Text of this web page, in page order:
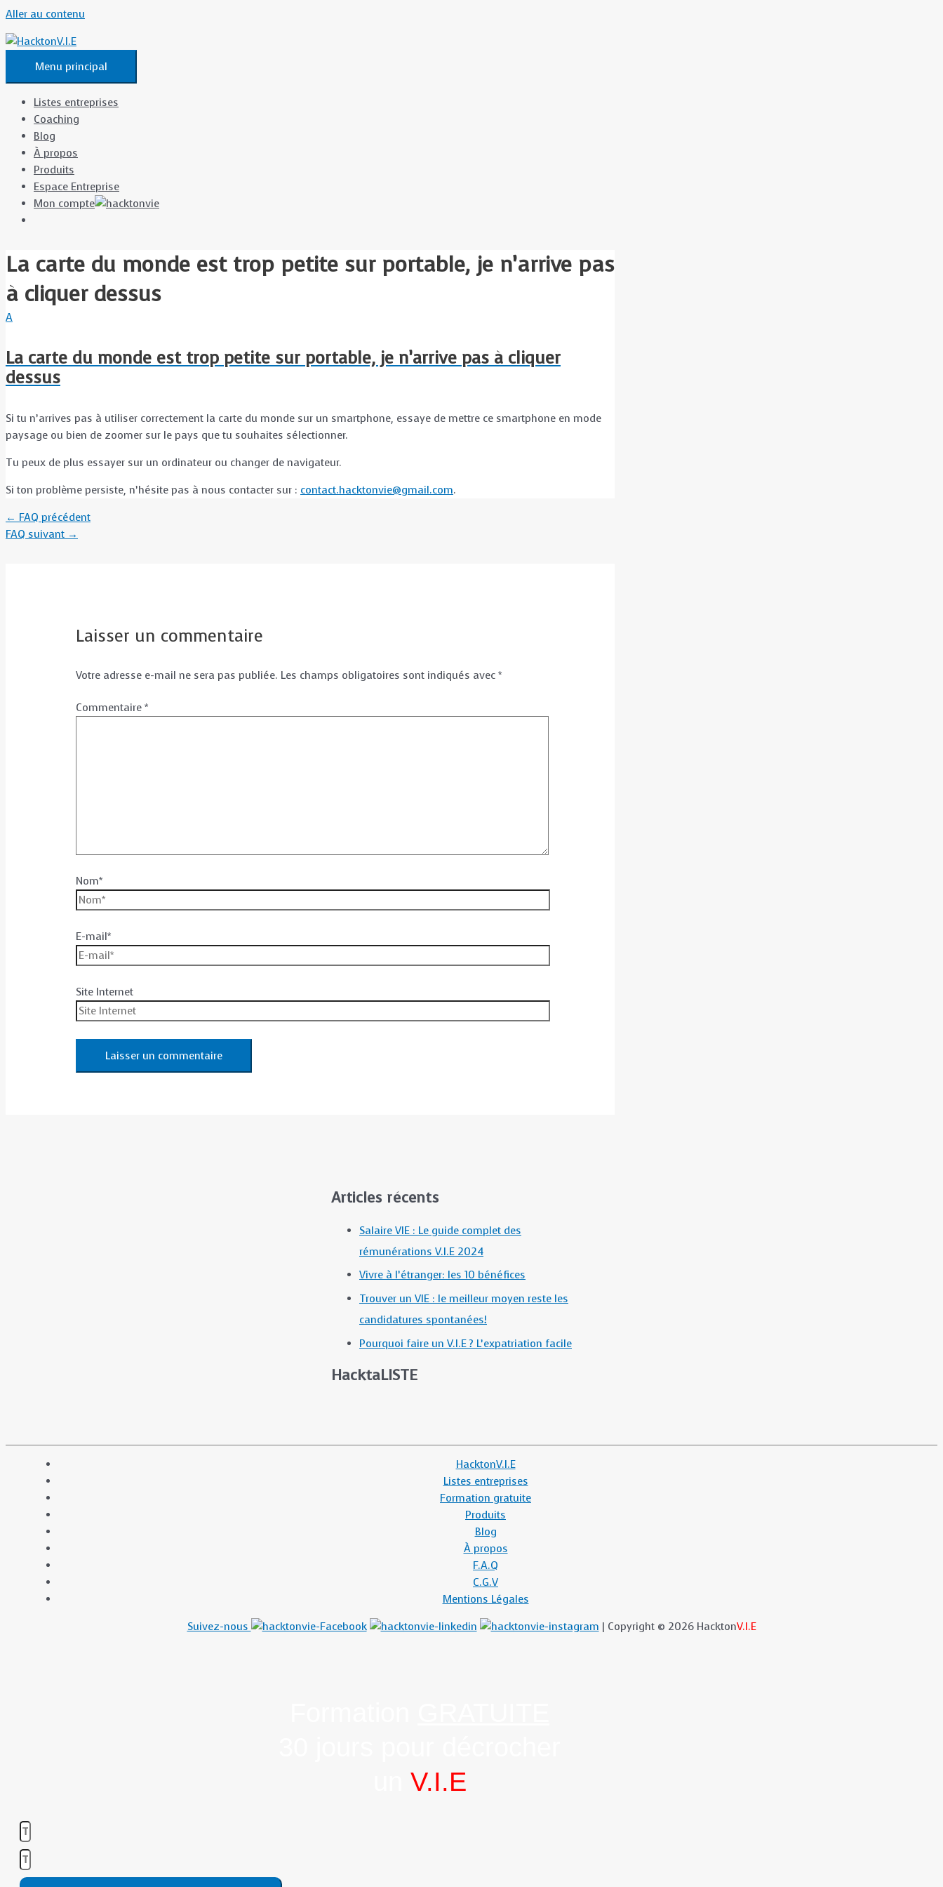
Aller au contenu
Menu principal
Listes entreprises
Coaching
Blog
À propos
Produits
Espace Entreprise
Mon compte
La carte du monde est trop petite sur portable, je n’arrive pas
à cliquer dessus
A
La carte du monde est trop petite sur portable, je n’arrive pas à cliquer
dessus
Si tu n’arrives pas à utiliser correctement la carte du monde sur un smartphone, essaye de mettre ce smartphone en mode
paysage ou bien de zoomer sur le pays que tu souhaites sélectionner.
Tu peux de plus essayer sur un ordinateur ou changer de navigateur.
Si ton problème persiste, n’hésite pas à nous contacter sur : contact.hacktonvie@gmail.com.
← FAQ précédent
FAQ suivant →
Laisser un commentaire
Votre adresse e-mail ne sera pas publiée. Les champs obligatoires sont indiqués avec*
Commentaire*
Nom*
E-mail*
Site Internet
Articles récents
Salaire VIE : Le guide complet des
rémunérations V.I.E 2024
Vivre à l’étranger: les 10 bénéfices
Trouver un VIE : le meilleur moyen reste les
candidatures spontanées!
Pourquoi faire un V.I.E ? L’expatriation facile
HacktaLISTE
HacktonV.I.E
Listes entreprises
Formation gratuite
Produits
Blog
À propos
F.A.Q
C.G.V
Mentions Légales
Suivez-nous
| Copyright © 2026 HacktonV.I.E
V.I.E